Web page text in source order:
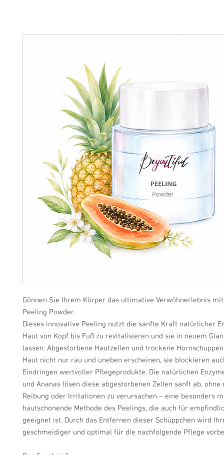
Gönnen Sie Ihrem Körper das ultimative Verwöhnerlebnis
Peeling Powder.
Dieses innovative Peeling nutzt die sanfte Kraft natürlicher
Haut von Kopf bis Fuß zu revitalisieren und sie in neuem
lassen. Abgestorbene Hautzellen und trockene
Haut nicht nur rau und uneben erscheinen, sie blockieren
Eindringen wertvoller Pflegeprodukte. Die natürlichen
und Ananas lösen diese abgestorbenen Zellen sanft ab, ohne
Reibung oder Irritationen zu verursachen – eine besonders
hautschonende Methode des Peelings, die auch für
geeignet ist. Durch das Entfernen dieser Schüppchen wird
geschmeidiger und optimal für die nachfolgende Pflege